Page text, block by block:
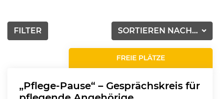
SORTIEREN NACH...
FILTER
FREIE PLÄTZE
„Pflege-Pause“ – Gesprächskreis für